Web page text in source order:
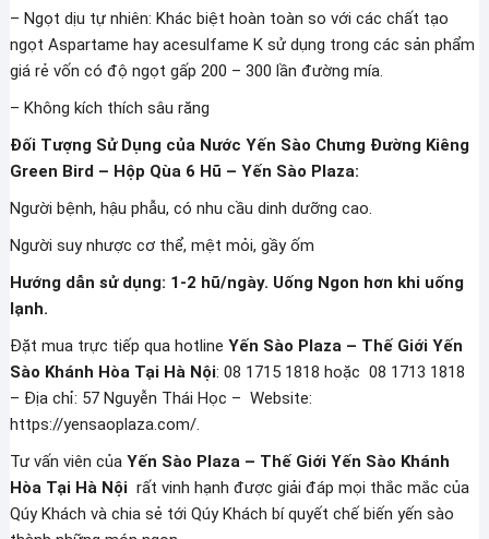
– Ngọt dịu tự nhiên: Khác biệt hoàn toàn so với các chất tạo
ngọt Aspartame hay acesulfame K sử dụng trong các sản phẩm
giá rẻ vốn có độ ngọt gấp 200 – 300 lần đường mía.
– Không kích thích sâu răng
Đối Tượng Sử Dụng của Nước Yến Sào Chưng Đường Kiêng
Green Bird – Hộp Qùa 6 Hũ – Yến Sào Plaza:
Người bệnh, hậu phẫu, có nhu cầu dinh dưỡng cao.
Người suy nhược cơ thể, mệt mỏi, gầy ốm
Hướng dẫn sử dụng: 1-2 hũ/ngày. Uống Ngon hơn khi uống
lạnh.
Đặt mua trực tiếp qua hotline Yến Sào Plaza – Thế Giới Yến
Sào Khánh Hòa Tại Hà Nội: 08 1715 1818 hoặc 08 1713 1818
– Địa chỉ: 57 Nguyễn Thái Học – Website:
https://yensaoplaza.com/.
Tư vấn viên của Yến Sào Plaza – Thế Giới Yến Sào Khánh
Hòa Tại Hà Nội rất vinh hạnh được giải đáp mọi thắc mắc của
Qúy Khách và chia sẻ tới Qúy Khách bí quyết chế biến yến sào